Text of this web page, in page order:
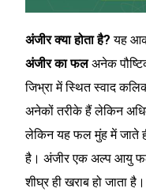
अंजीर क्या होता है?यह
अंजीर का फलअनेक
जिभ्रा में स्थित स्वाद
अनेकों तरीके हैं लेकिन
लेकिन यह फल मुंह में जाते
है। अंजीर एक अल्प आयु
शीघ्र ही खराब हो जाता है।